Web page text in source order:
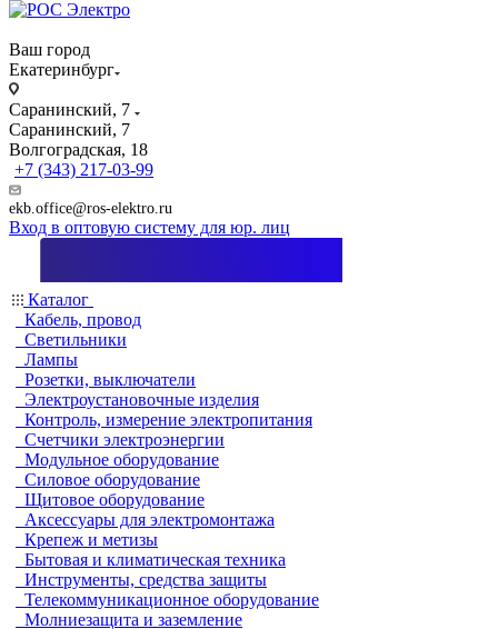
Ваш город
Екатеринбург
Саранинский, 7
Саранинский, 7
Волгоградская, 18
+7 (343) 217-03-99
ekb.office@ros-elektro.ru
Вход в оптовую систему для юр. лиц
Каталог
Кабель, провод
Светильники
Лампы
Розетки, выключатели
Электроустановочные изделия
Контроль, измерение электропитания
Счетчики электроэнергии
Модульное оборудование
Силовое оборудование
Щитовое оборудование
Аксессуары для электромонтажа
Крепеж и метизы
Бытовая и климатическая техника
Инструменты, средства защиты
Телекоммуникационное оборудование
Молниезащита и заземление